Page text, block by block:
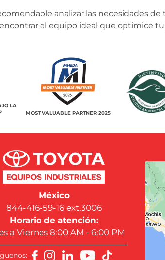
analizar las necesidades
el equipo ideal que optimice
LA
MOST VALUABLE PARTNER 2025
México
844-416-59-16 ext.3006
Horario de atención:
a Viernes 8:00 AM - 6:00 PM